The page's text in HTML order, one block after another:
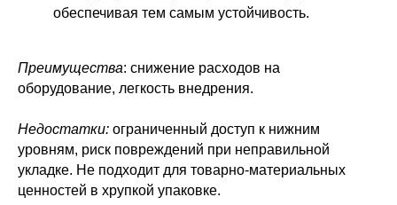
обеспечивая тем самым устойчивость.
Преимущества: снижение расходов на
оборудование, легкость внедрения.
Недостатки: ограниченный доступ к нижним
уровням, риск повреждений при неправильной
укладке. Не подходит для товарно-материальных
ценностей в хрупкой упаковке.